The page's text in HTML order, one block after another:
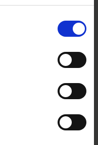
myndigheder.